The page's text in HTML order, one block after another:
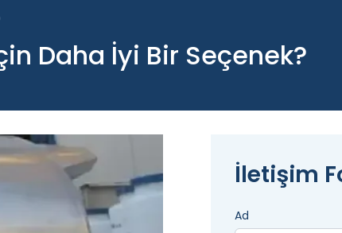
Daha İyi Bir Seçenek?
İletişim
Ad